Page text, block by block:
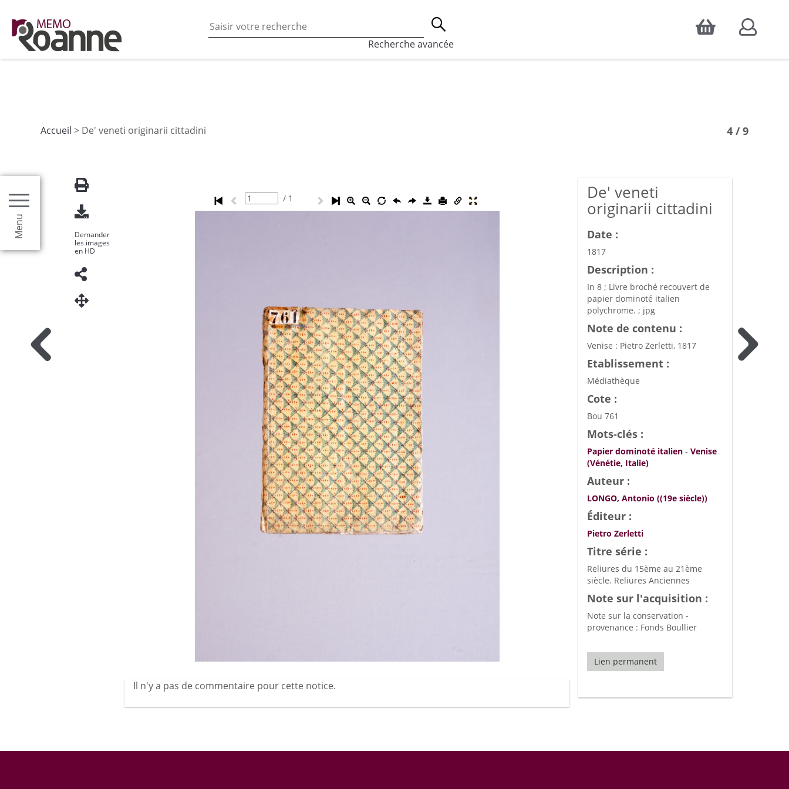
Accepter
En poursuivant votre navigation sur ce site vous acceptez l’utilisation des cookies, qui sont utilisés à des fins de statistiques d'audience, ainsi que pour
les fonctionnalités de partages de contenu sur les réseaux sociaux.
Recherche avancée
Menu
Accueil > De' veneti originarii cittadini 4 / 9
Demander
les images
en HD
/ 1
Il n'y a pas de commentaire pour cette notice.
De' veneti
originarii cittadini
Date :
1817
Description :
In 8 ; Livre broché recouvert de
papier dominoté italien
polychrome. ; jpg
Note de contenu :
Venise : Pietro Zerletti, 1817
Etablissement :
Médiathèque
Cote :
Bou 761
Mots-clés :
Papier dominoté italien- Venise
(Vénétie, Italie)
Auteur :
LONGO, Antonio ((19e siècle))
Éditeur :
Pietro Zerletti
Titre série :
Reliures du 15ème au 21ème
siècle. Reliures Anciennes
Note sur l'acquisition :
Note sur la conservation -
provenance : Fonds Boullier
Lien permanent